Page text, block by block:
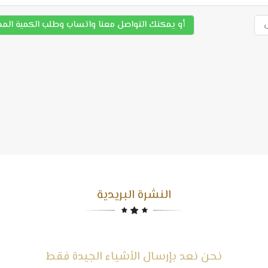
أو يمكنك التواصل معنا واتساب وطلب الكمية
النشرة البريدية
نحن نعد بإرسال الأشياء الجيدة فقط